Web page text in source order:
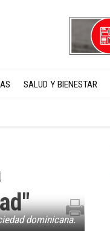
SALUD Y BIENESTAR
dominicana.